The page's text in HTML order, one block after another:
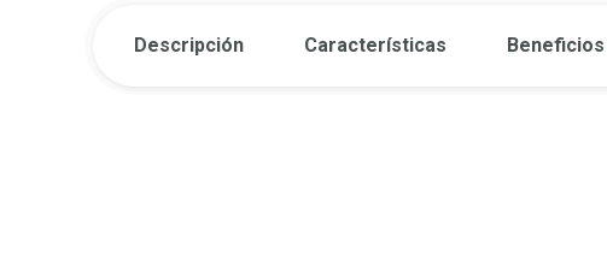
Descripción Características Beneficios